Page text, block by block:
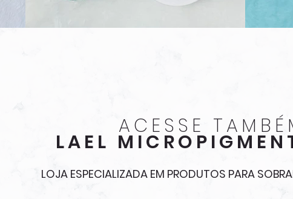
ACESSE
LAEL
LOJA ESPECIALIZADA EM PRODUTOS PARA